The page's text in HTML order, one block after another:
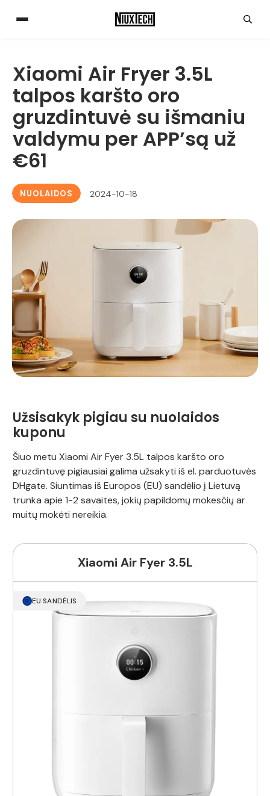
Xiaomi Air Fryer 3.5L
talpos karšto oro
gruzdintuvė su išmaniu
valdymu per APP’są už
€61
NUOLAIDOS 2024-10-18
Užsisakyk pigiau su nuolaidos
kuponu
Šiuo metu Xiaomi Air Fyer 3.5L talpos karšto oro
gruzdintuvę pigiausiai galima užsakyti iš el. parduotuvės
DHgate. Siuntimas iš Europos (EU) sandėlio į Lietuvą
trunka apie 1-2 savaites, jokių papildomų mokesčių ar
muitų mokėti nereikia.
Xiaomi Air Fyer 3.5L
EU SANDĖLIS